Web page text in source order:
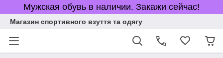
Мужская обувь в наличии. Закажи сейчас!
Магазин спортивного взуття та одягу